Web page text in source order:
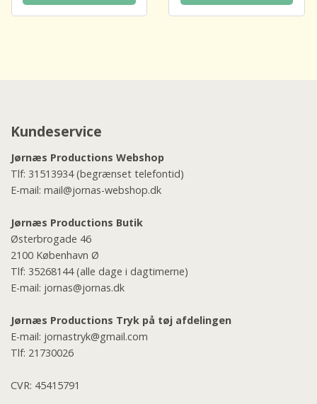
Kundeservice
Jørnæs Productions Webshop
Tlf: 31513934(begrænset telefontid)
E-mail: mail@jornas-webshop.dk
Jørnæs Productions Butik
Østerbrogade 46
2100 København Ø
Tlf: 35268144(alle dage i dagtimerne)
E-mail: jornas@jornas.dk
Jørnæs Productions Tryk på tøj afdelingen
E-mail: jornastryk@gmail.com
Tlf: 21730026
CVR: 45415791